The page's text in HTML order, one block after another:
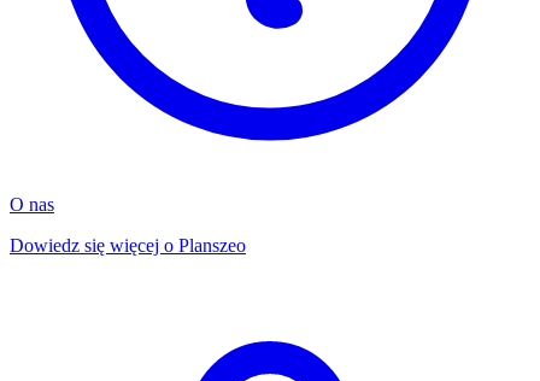
O nas
Dowiedz się więcej o Planszeo